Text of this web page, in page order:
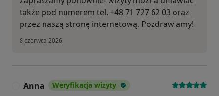
także pod numerem tel. +48 71 727 62 03 oraz
przez naszą stronę internetową. Pozdrawiamy!
8 czerwca 2026
Anna Weryfikacja wizyty